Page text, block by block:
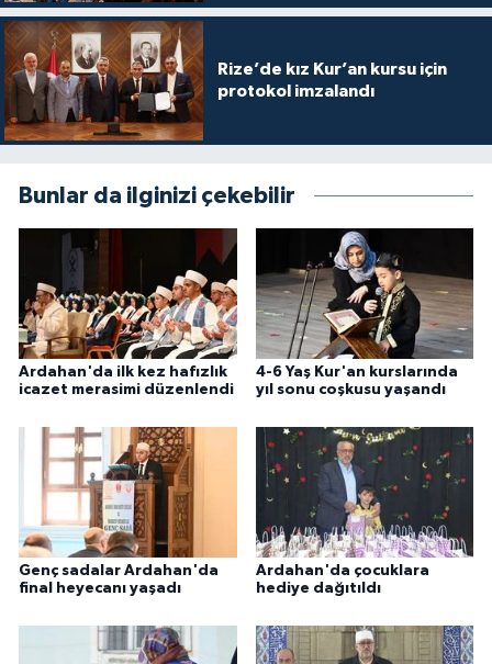
Rize’de kız Kur’an kursu için
protokol imzalandı
Bunlar da ilginizi çekebilir
Ardahan'da ilk kez hafızlık
icazet merasimi düzenlendi
4-6 Yaş Kur'an kurslarında
yıl sonu coşkusu yaşandı
Genç sadalar Ardahan'da
final heyecanı yaşadı
Ardahan'da çocuklara
hediye dağıtıldı
Eskişehir Müftülüğü
Gaziantep Müftülüğü
Giresun Müftülüğü
Gümüşhane Müftülüğü
Hakkari Müftülüğü
Hatay Müftülüğü
Iğdır Müftülüğü
İstanbul Müftülüğü
İzmir Müftülüğü
Kahramanmaraş Müftülüğü
Karabük Müftülüğü